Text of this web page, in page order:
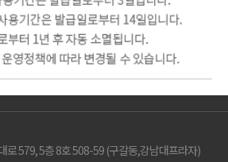
로 579, 5층 8호 508-59 (구갈동,강남대프라자)